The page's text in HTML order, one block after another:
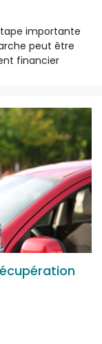
importante
peut être
financier